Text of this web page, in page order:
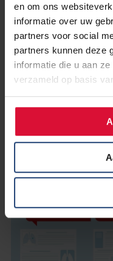
en om ons
informatie over uw
partners voor social
partners kunnen deze
informatie die u aan
verzameld op basis
Bekijk alle
antwoorden
Je kunt zoeken op
zoekwoord
Lees meer